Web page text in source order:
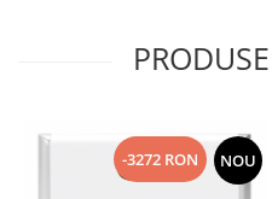
-3272 RON NOU